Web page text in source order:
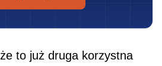
to już druga korzystna